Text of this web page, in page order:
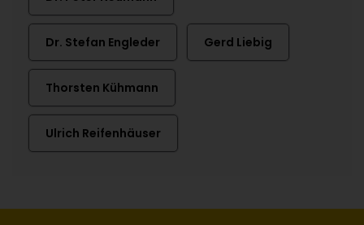
Dr. Stefan Engleder Gerd Liebig
Thorsten Kühmann
Ulrich Reifenhäuser